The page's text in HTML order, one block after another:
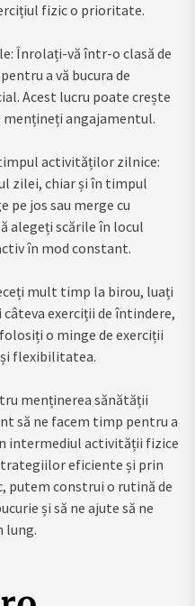
fizic o prioritate.
Înrolați-vă într-o clasă de
a vă bucura de
Acest lucru poate crește
mențineți angajamentul.
activităților zilnice:
zilei, chiar și în timpul
jos sau merge cu
alegeți scările în locul
în mod constant.
mult timp la birou, luați
câteva exerciții de întindere,
o minge de exerciții
flexibilitatea.
menținerea sănătății
să ne facem timp pentru a
intermediul activității fizice
eficiente și prin
putem construi o rutină de
și să ne ajute să ne
lung.